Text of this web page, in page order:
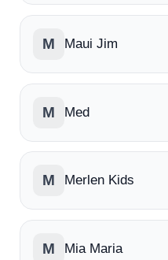
M Maui Jim
M Med
M Merlen Kids
M Mia Maria